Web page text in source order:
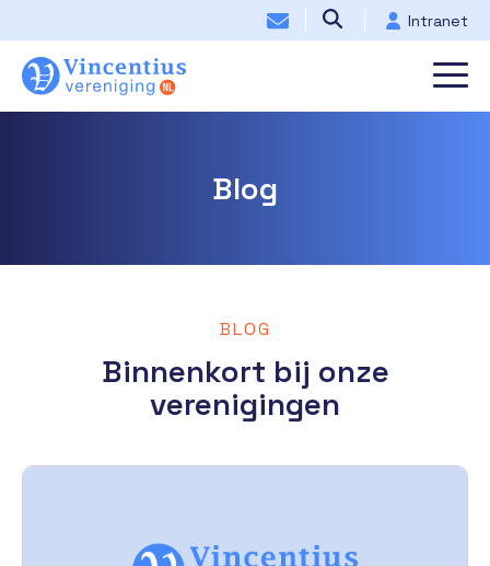
Intranet
Blog
BLOG
Binnenkort bij onze
verenigingen